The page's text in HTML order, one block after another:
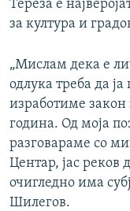
Тереза е
за култура и
„Мислам дека е
одлука треба да
изработиме закон
година. Од моја
разговараме со
Центар, јас реков
очигледно има
Шилегов.